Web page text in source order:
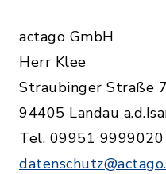
actago GmbH
Herr Klee
Straubinger Straße 7
94405 Landau
Tel. 09951 9999020